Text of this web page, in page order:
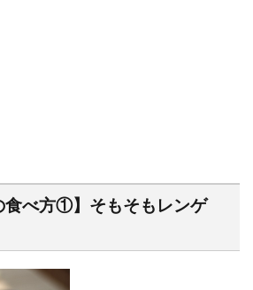
食べ方①】そもそもレンゲ